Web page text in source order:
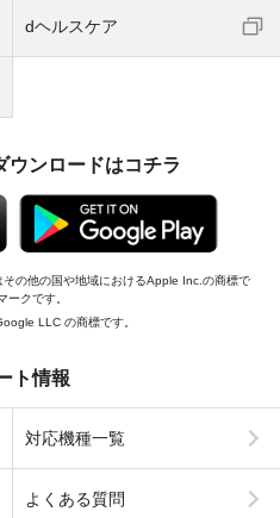
dヘルスケア
ウンロードはコチラ
の他の国や地域におけるApple Inc.の商標で
クです。
LLC の商標です。
ト情報
対応機種一覧
よくある質問